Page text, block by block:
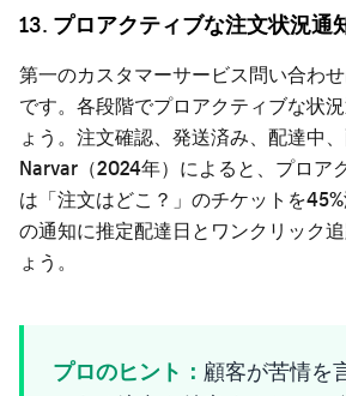
13. プロアクティブな注文状況通
第一のカスタマーサービス問い合わせ
です。各段階でプロアクティブな状
ょう。注文確認、発送済み、配達中、
Narvar（2024年）によると、プロア
は「注文はどこ？」のチケットを
の通知に推定配達日とワンクリック
ょう。
プロのヒント： 顧客が苦情を